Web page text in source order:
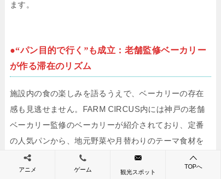
ます。
●“パン目的で行く”も成立：老舗監修ベーカリー
が作る滞在のリズム
施設内の食の楽しみを語るうえで、ベーカリーの存在
感も見逃せません。FARM CIRCUS内には神戸の老舗
ベーカリー監修のベーカリーが紹介されており、定番
の人気パンから、地元野菜や月替わりのテーマ食材を
使ったサンドなど、買い物の合間に手に取りやすいラ
インが揃います。朝に到着して焼き立てを確保し、そ
アニメ ゲーム 観光スポット
TOPへ